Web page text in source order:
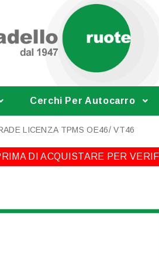
Cerchi Per Autocarro
LICENZA TPMS OE46/ VT46
DI ACQUISTARE PER